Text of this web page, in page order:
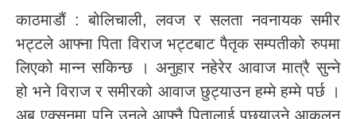
काठमाडौं : बोलिचाली, लवज र सलता नवनायक समीर
भट्टले आफ्ना पिता विराज भट्टबाट पैतृक सम्पतीको रुपमा
लिएको मान्न सकिन्छ । अनुहार नहेरेर आवाज मात्रै सुन्ने
हो भने विराज र समीरको आवाज छुट्याउन हम्मे हम्मे पर्छ ।
अब एक्सनमा पनि उनले आफ्नै पितालाई पछ्याउने आकलन